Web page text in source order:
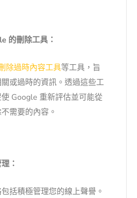
的刪除工具：
除過時內容工具等工具，旨
或過時的資訊。透過這些工
Google 重新評估並可能從
需要的內容。
：
括積極管理您的線上聲譽。